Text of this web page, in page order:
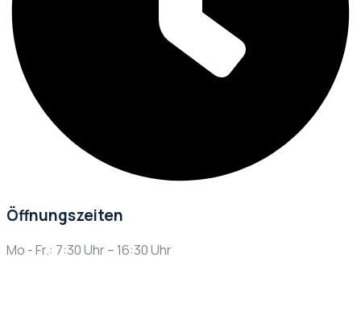
Öffnungszeiten
Mo - Fr.: 7:30 Uhr – 16:30 Uhr